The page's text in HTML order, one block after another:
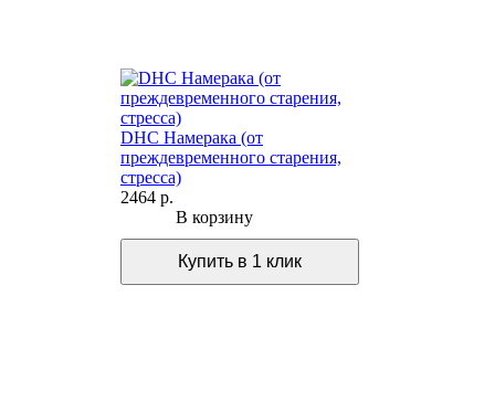
DHC Намерака (от
преждевременного старения,
стресса)
2464 р.
В корзину